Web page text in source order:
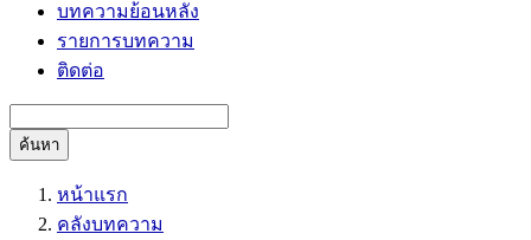
บทความย้อนหลัง
รายการบทความ
ติดต่อ
ค้นหา
หน้าแรก
คลังบทความ